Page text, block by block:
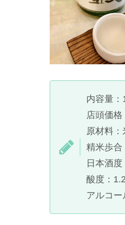
内容量：
店頭価格
原材料
精米歩合
日本酒
酸度：
アルコ